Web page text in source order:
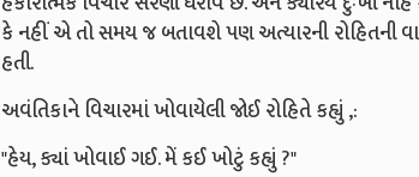
કે નહીં એ તો સમય જ બતાવશે પણ અત્યારની રોહિતની
હતી.
અવંતિકાને વિચારમાં ખોવાયેલી જોઈ રોહિતે કહ્યું ,:
"હેય, ક્યાં ખોવાઈ ગઈ. મેં કઈ ખોટું કહ્યું ?"